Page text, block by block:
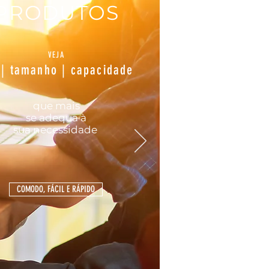
VEJA
tamanho | capacidade
que mais
seadequaà
suanecessidade
COMODO, FÁCIL E RÁPIDO